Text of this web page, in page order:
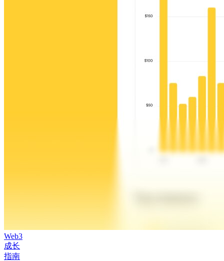
Web3
成长
指南